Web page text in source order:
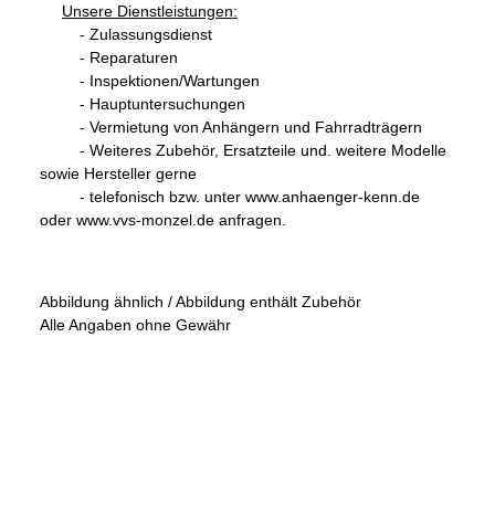
Unsere Dienstleistungen:
- Zulassungsdienst
- Reparaturen
- Inspektionen/Wartungen
- Hauptuntersuchungen
- Vermietung von Anhängern und Fahrradträgern
- Weiteres Zubehör, Ersatzteile und. weitere Modelle
sowie Hersteller gerne
- telefonisch bzw. unter www.anhaenger-kenn.de
oder www.vvs-monzel.de anfragen.
Abbildung ähnlich / Abbildung enthält Zubehör
Alle Angaben ohne Gewähr